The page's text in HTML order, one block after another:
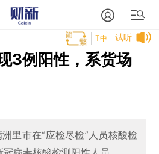
试听
T中
3例阳性，系货场
里市在“应检尽检”人员核酸检